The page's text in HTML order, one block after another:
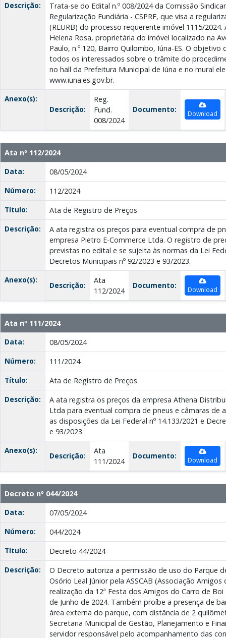
Descrição:
Trata-se do Edital n.º 008/2024 da Comissão
Regularização Fundiária - CSPRF, que visa a
(REURB) do processo requerente imóvel 1115/
Helena Rosa, proprietária do imóvel localizado na
Paulo, n.º 120, Bairro Quilombo, Iúna-ES. O
todos os interessados sobre o trâmite do
no hall da Prefeitura Municipal de Iúna e no mural
www.iuna.es.gov.br.
Anexo(s):
Descrição:
Reg.
Fund.
008/2024
Documento: Download
Ata nº 112/2024
Data:
08/05/2024
Número:
112/2024
Título:
Ata de Registro de Preços
Descrição:
A ata registra os preços para eventual compra de
empresa Pietro E-Commerce Ltda. O registro de
previstas no edital e se sujeita às normas da Lei
Decretos Municipais nº 92/2023 e 93/2023.
Anexo(s):
Descrição:
Ata
112/2024
Documento: Download
Ata nº 111/2024
Data:
08/05/2024
Número:
111/2024
Título:
Ata de Registro de Preços
Descrição:
A ata registra os preços da empresa Athena
Ltda para eventual compra de pneus e câmaras de
as disposições da Lei Federal nº 14.133/2021 e
e 93/2023.
Anexo(s):
Descrição:
Ata
111/2024
Documento: Download
Decreto nº 044/2024
Data:
07/05/2024
Número:
044/2024
Título:
Decreto 44/2024
Descrição:
O Decreto autoriza a permissão de uso do Parque
Osório Leal Júnior pela ASSCAB (Associação
realização da 12ª Festa dos Amigos do Carro de
de Junho de 2024. Também proíbe a presença de
área externa do parque, com distância de 2
Secretaria Municipal de Gestão, Planejamento e
servidor responsável pelo acompanhamento das